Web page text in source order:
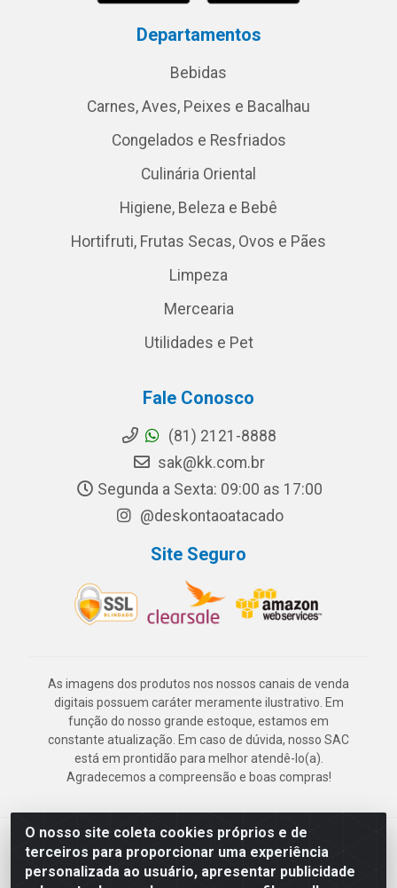
O nosso site coleta cookies próprios e de
terceiros para proporcionar uma experiência
personalizada ao usuário, apresentar publicidade
Departamentos
Bebidas
Carnes, Aves, Peixes e Bacalhau
Congelados e Resfriados
Culinária Oriental
Higiene, Beleza e Bebê
Hortifruti, Frutas Secas, Ovos e Pães
Limpeza
Mercearia
Utilidades e Pet
Fale Conosco
(81) 2121-8888
sak@kk.com.br
Segunda a Sexta: 09:00 as 17:00
@deskontaoatacado
Site Seguro
As imagens dos produtos nos nossos canais de venda
digitais possuem caráter meramente ilustrativo. Em
função do nosso grande estoque, estamos em
constante atualização. Em caso de dúvida, nosso SAC
está em prontidão para melhor atendê-lo(a).
Agradecemos a compreensão e boas compras!
Deskontão Atacado - Av. Marechal Mascarenhas de Morais, 2471 -
Imbiribeira - Recife/PE - CEP 51.150-001 - CNPJ 24.150.377/0003-
57